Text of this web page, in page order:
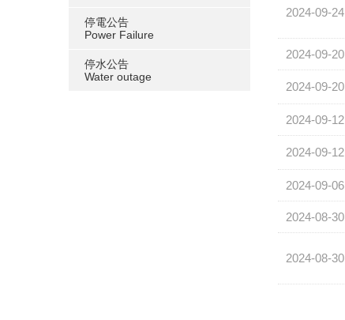
停電公告
Power Failure
停水公告
Water outage
2024-09-24
2024-09-20
2024-09-20
2024-09-12
2024-09-12
2024-09-06
2024-08-30
2024-08-30